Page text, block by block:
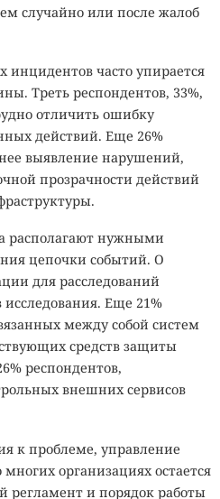
случайно или после жалоб
инцидентов часто упирается
Треть респондентов, 33%,
отличить ошибку
действий. Еще 26%
выявление нарушений,
прозрачности действий
располагают нужными
цепочки событий. О
для расследований
Еще 21%
между собой систем
средств защиты
респондентов,
внешних сервисов
к проблеме, управление
организациях остается
регламент и порядок работы